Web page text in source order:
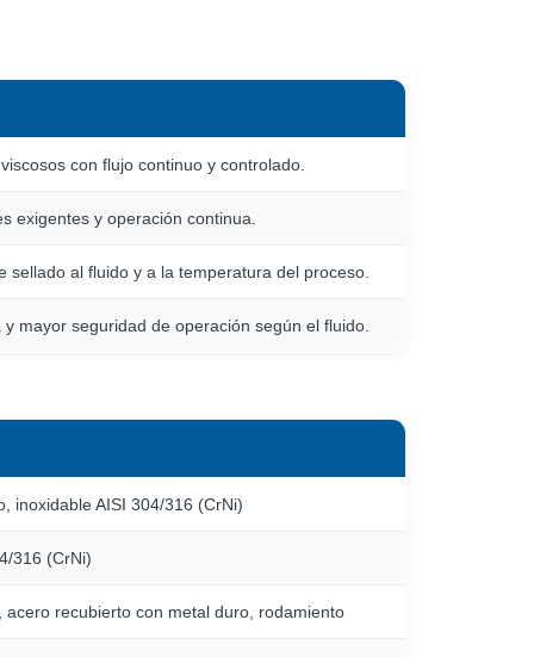
con flujo continuo y controlado.
exigentes y operación continua.
sellado al fluido y a la temperatura del proceso.
mayor seguridad de operación según el fluido.
inoxidable AISI 304/316 (CrNi)
316 (CrNi)
recubierto con metal duro, rodamiento